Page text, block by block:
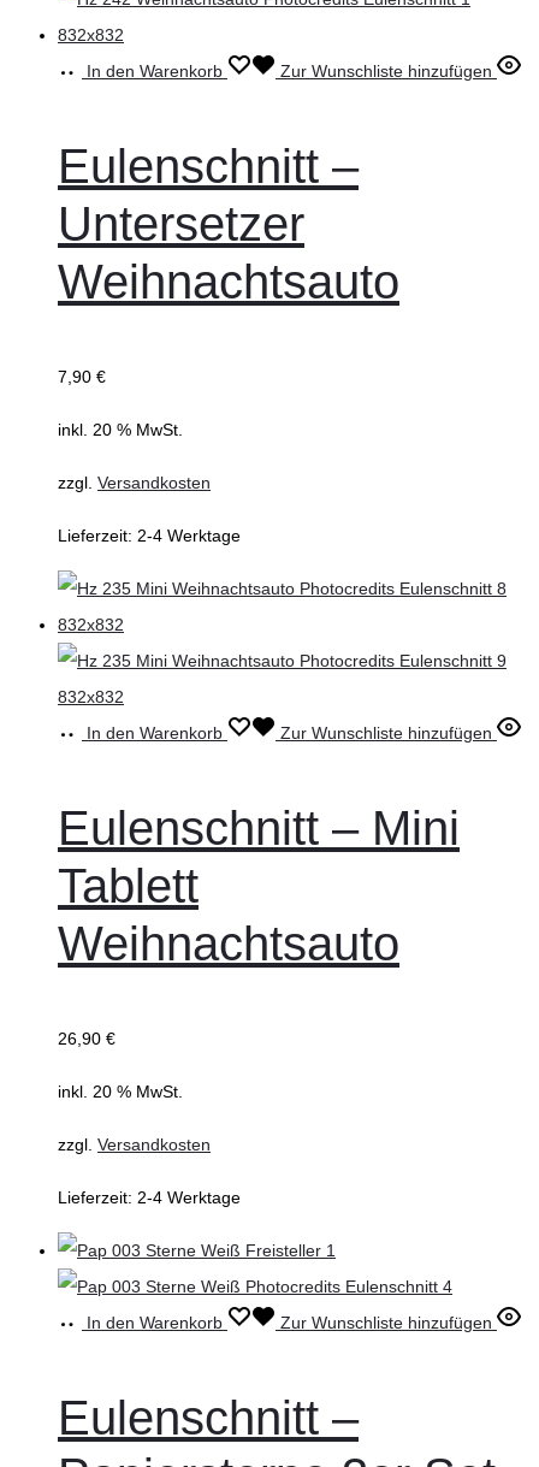
In den Warenkorb Zur Wunschliste hinzufügen
Eulenschnitt –
Untersetzer
Weihnachtsauto
7,90 €
inkl. 20 % MwSt.
zzgl. Versandkosten
Lieferzeit: 2-4 Werktage
In den Warenkorb Zur Wunschliste hinzufügen
Eulenschnitt – Mini
Tablett
Weihnachtsauto
26,90 €
inkl. 20 % MwSt.
zzgl. Versandkosten
Lieferzeit: 2-4 Werktage
In den Warenkorb Zur Wunschliste hinzufügen
Eulenschnitt –